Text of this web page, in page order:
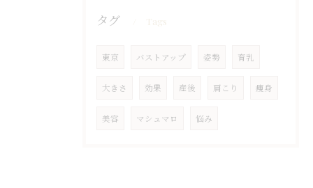
タグ Tags
東京 バストアップ 姿勢 育乳
大きさ 効果 産後 肩こり 痩身
美容 マシュマロ 悩み